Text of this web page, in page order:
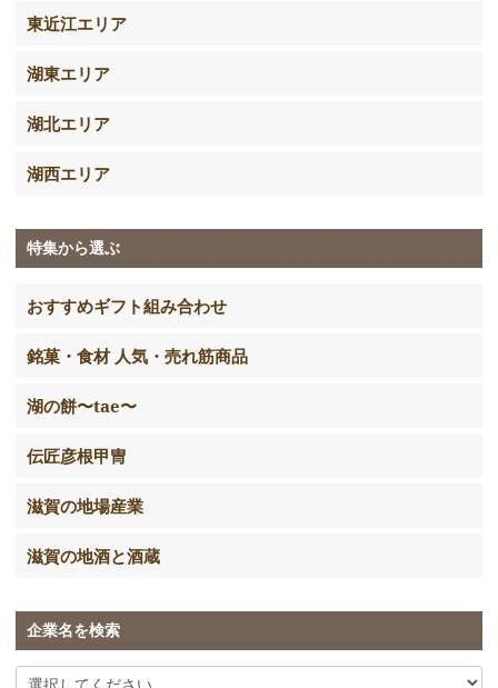
東近江エリア
湖東エリア
湖北エリア
湖西エリア
特集から選ぶ
おすすめギフト組み合わせ
銘菓・食材 人気・売れ筋商品
湖の餅〜tae〜
伝匠彦根甲冑
滋賀の地場産業
滋賀の地酒と酒蔵
企業名を検索